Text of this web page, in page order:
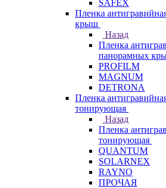
SAFEX
Пленка
крыш
Назад
Пленка
панорамных
PROFILM
MAGNUM
DETRONA
Пленка
тонирующая
Назад
Пленка
тонирующая
QUANTUM
SOLARNEX
RAYNO
ПРОЧАЯ